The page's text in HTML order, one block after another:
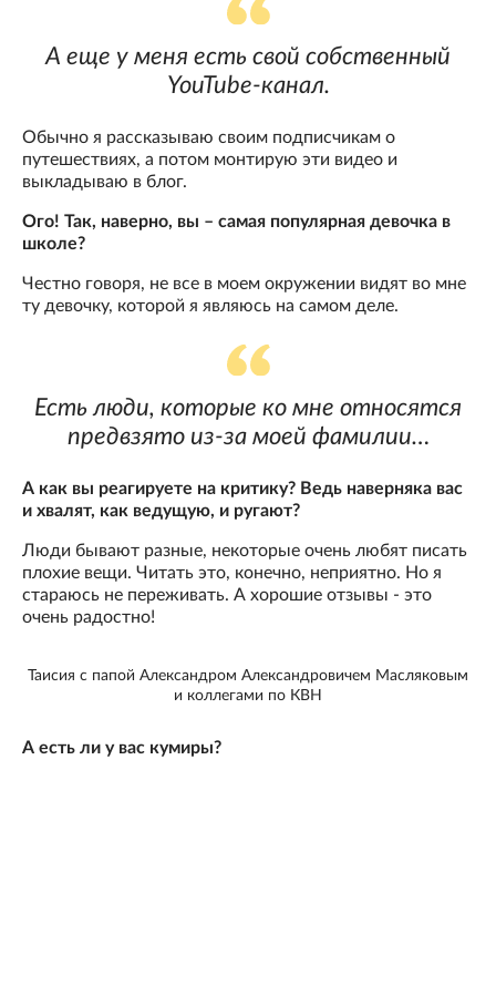
А еще у меня есть свой собственный
YouTube-канал.
Обычно я рассказываю своим подписчикам о
путешествиях, а потом монтирую эти видео и
выкладываю в блог.
Ого! Так, наверно, вы – самая популярная девочка в
школе?
Честно говоря, не все в моем окружении видят во мне
ту девочку, которой я являюсь на самом деле.
Есть люди, которые ко мне относятся
предвзято из-за моей фамилии…
А как вы реагируете на критику? Ведь наверняка вас
и хвалят, как ведущую, и ругают?
Люди бывают разные, некоторые очень любят писать
плохие вещи. Читать это, конечно, неприятно. Но я
стараюсь не переживать. А хорошие отзывы - это
очень радостно!
Таисия с папой Александром Александровичем Масляковым
и коллегами по КВН
А есть ли у вас кумиры?